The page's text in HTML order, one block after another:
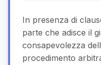
In presenza di
parte che adisce il
consapevolezza
procedimento